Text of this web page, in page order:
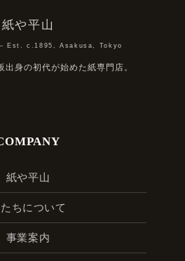
紙や平山
Est. c.1895, Asakusa, Tokyo
出身の初代が始めた紙専門店。
紙や平山
ちについて
事業案内